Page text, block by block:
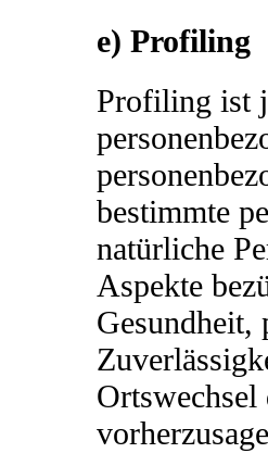
e) Profiling
Profiling ist
bestimmte
natürliche
Aspekte
Gesundheit,
Ortswechsel